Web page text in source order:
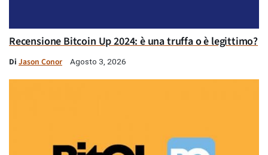
Recensione Bitcoin Up 2024: è una truffa o è legittimo?
Di Jason Conor Agosto 3, 2026